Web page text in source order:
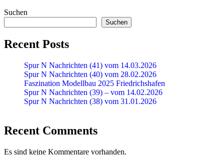
Suchen
Suchen
Recent Posts
Spur N Nachrichten (41) vom 14.03.2026
Spur N Nachrichten (40) vom 28.02.2026
Faszination Modellbau 2025 Friedrichshafen
Spur N Nachrichten (39) – vom 14.02.2026
Spur N Nachrichten (38) vom 31.01.2026
Recent Comments
Es sind keine Kommentare vorhanden.